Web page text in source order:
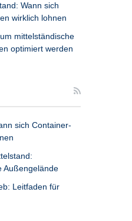
Wann sich
wirklich lohnen
mittelständische
optimiert werden
sich Container-
Außengelände
Leitfaden für